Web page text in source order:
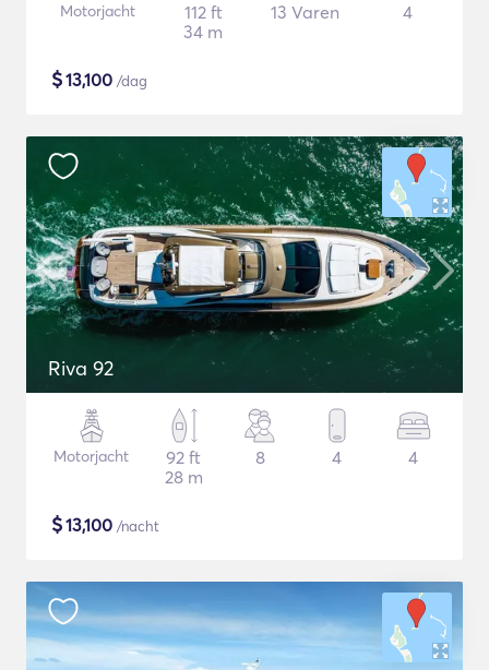
Motorjacht
112 ft
34 m
13 Varen 4
$13,100 /dag
Riva 92
Motorjacht
92 ft
28 m
8 4 4
$13,100 /nacht